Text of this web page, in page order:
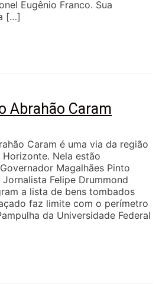
Eugênio Franco. Sua
[…]
Abrahão Caram
Caram é uma via da região
Horizonte. Nela estão
Magalhães Pinto
Felipe Drummond
a lista de bens tombados
faz limite com o perímetro
da Universidade Federal